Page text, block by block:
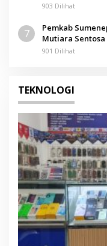
903 Dilihat
7
Pemkab
Mutiara
901 Dilihat
TEKNOLOGI